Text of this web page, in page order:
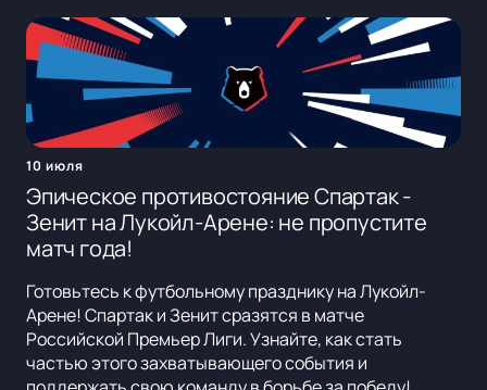
10 июля
Эпическое противостояние Спартак -
Зенит на Лукойл-Арене: не пропустите
матч года!
Готовьтесь к футбольному празднику на Лукойл-
Арене! Спартак и Зенит сразятся в матче
Российской Премьер Лиги. Узнайте, как стать
частью этого захватывающего события и